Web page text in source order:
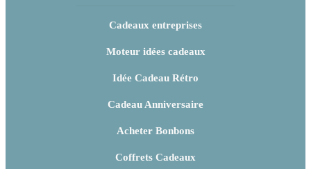
Cadeaux entreprises
Moteur idées cadeaux
Idée Cadeau Rétro
Cadeau Anniversaire
Acheter Bonbons
Coffrets Cadeaux